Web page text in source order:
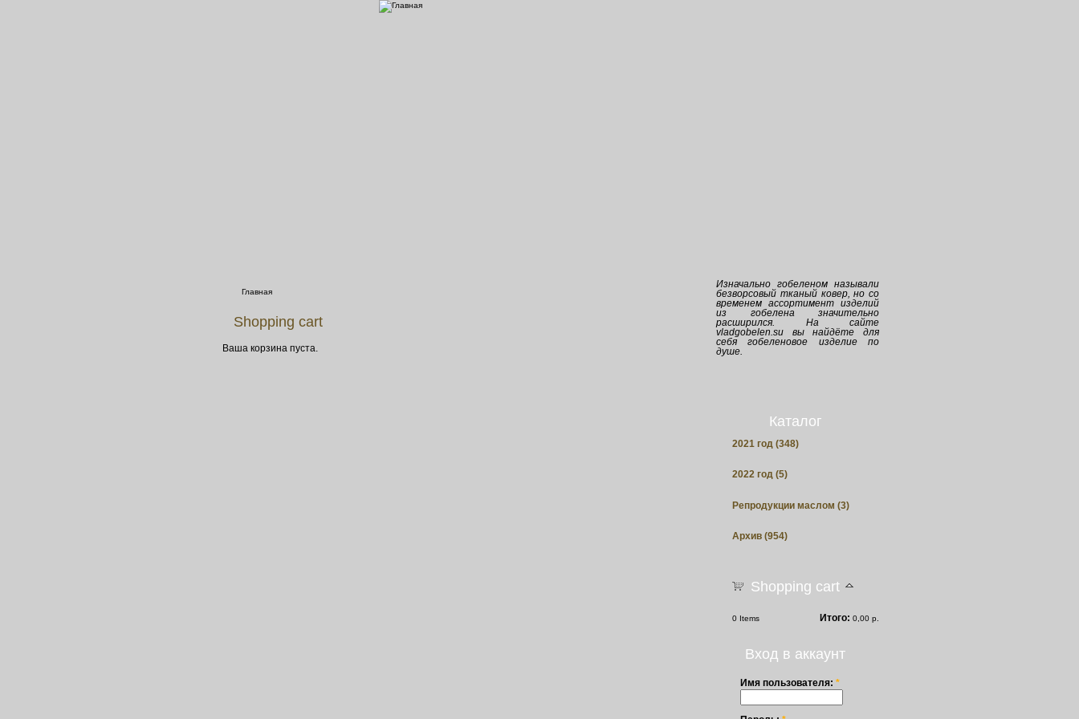
Главная
Shopping cart
Ваша корзина пуста.
Изначально гобеленом называли
безворсовый тканый ковер, но со
временем ассортимент изделий
из гобеленазначительно
расширился. На сайте
vladgobelen.su вы найдёте для
себягобеленовое изделие по
душе.
Каталог
2021 год (348)
2022 год (5)
Репродукции маслом (3)
Архив (954)
Shopping cart
0 Items Итого: 0,00 р.
Вход в аккаунт
Имя пользователя: *